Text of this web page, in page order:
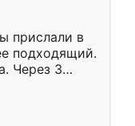
прислали в
подходящий.
Через 3
Остались